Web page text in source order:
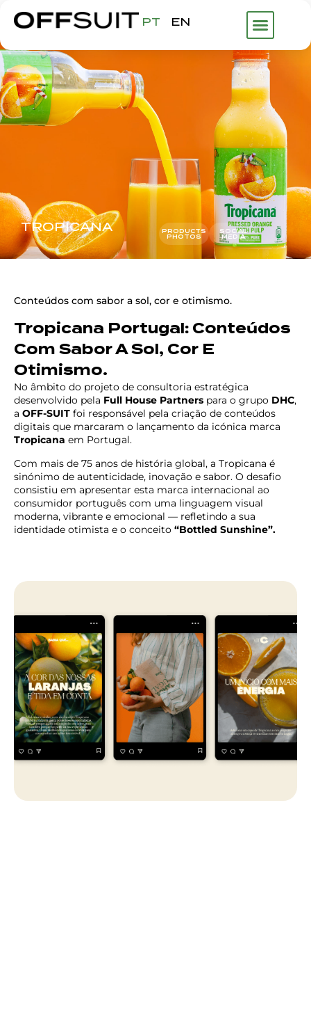
PT EN
TROPICANA
PRODUCTS
PHOTOS
SOCIAL
MEDIA
Conteúdos com sabor a sol, cor e otimismo.
Tropicana Portugal: Conteúdos
Com Sabor A Sol, Cor E
Otimismo.
No âmbito do projeto de consultoria estratégica
desenvolvido pela Full House Partners para o grupo DHC,
a OFF-SUIT foi responsável pela criação de conteúdos
digitais que marcaram o lançamento da icónica marca
Tropicana em Portugal.
Com mais de 75 anos de história global, a Tropicana é
sinónimo de autenticidade, inovação e sabor. O desafio
consistiu em apresentar esta marca internacional ao
consumidor português com uma linguagem visual
moderna, vibrante e emocional — refletindo a sua
identidade otimista e o conceito “Bottled Sunshine”.